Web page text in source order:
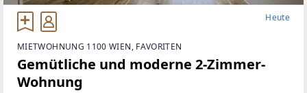
Heute
MIETWOHNUNG 1100 WIEN, FAVORITEN
Gemütliche und moderne 2-Zimmer-
Wohnung